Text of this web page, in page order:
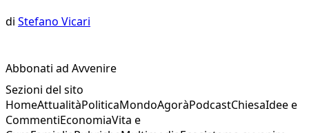
di Stefano Vicari
Abbonati ad Avvenire
Sezioni del sito
HomeAttualitàPoliticaMondoAgoràPodcastChiesaIdee e
CommentiEconomiaVita e